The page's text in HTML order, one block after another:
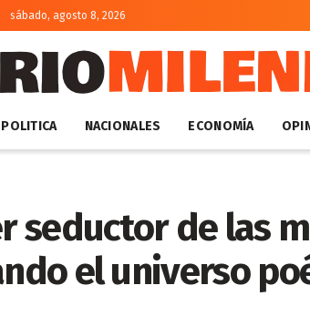
sábado, agosto 8, 2026
POLITICA NACIONALES ECONOMÍA
seductor de las
el universo